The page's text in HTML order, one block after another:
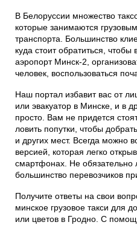
В Белоруссии множество
которые занимаются
транспорта. Большинство
куда стоит обратиться, чтобы
аэропорт Минск-2,
человек, воспользоваться
Наш портал избавит вас от
или эвакуатор в Минске, и в
просто. Вам не придется
ловить попутки, чтобы
и других мест. Всегда можно
версией, которая легко
смартфонах. Не обязательно
большинство перевозчиков
Получите ответы на свои
минское грузовое такси для
или цветов в Гродно. С